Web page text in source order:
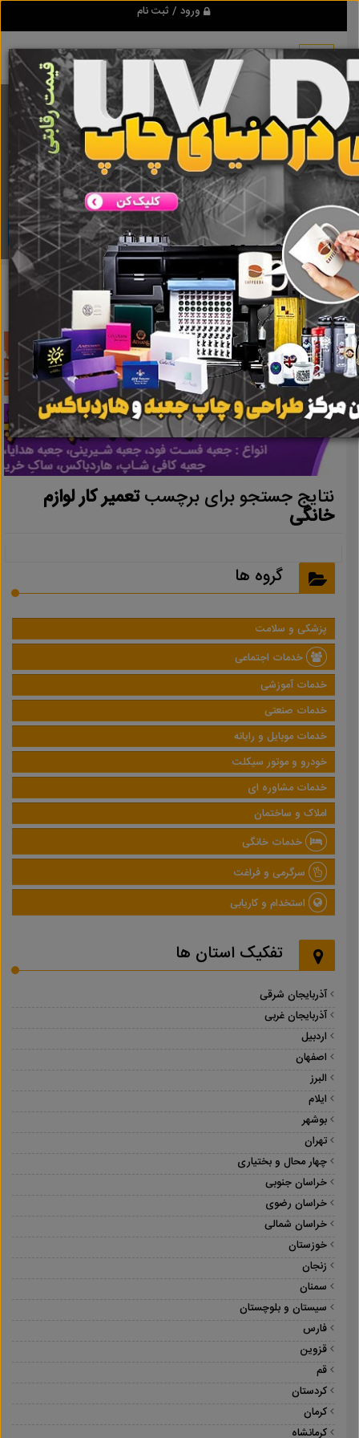
ورود / ثبت نام
برنامه اندروید تبلیغ شو
مرجع نیازمندیها و تبلیغات اینترنتی
دانلود
تبلیغ شو تعمیر کار لوازم خانگی نتایج جستجو برای برچسبتعمیر کار
لوازم خانگی
نتایج جستجو برای برچسبتعمیر کار لوازم
خانگی
گروه ها
پزشکی و سلامت
خدمات اجتماعی
خدمات آموزشی
خدمات صنعتی
خدمات موبایل و رایانه
خودرو و موتور سیکلت
خدمات مشاوره ای
املاک و ساختمان
خدمات خانگی
سرگرمی و فراغت
استخدام و کاریابی
تفکیک استان ها
آذربایجان شرقی
آذربایجان غربی
اردبیل
اصفهان
البرز
ایلام
بوشهر
تهران
چهار محال و بختیاری
خراسان جنوبی
خراسان رضوی
خراسان شمالی
خوزستان
زنجان
سمنان
سیستان و بلوچستان
فارس
قزوین
قم
کردستان
کرمان
کرمانشاه